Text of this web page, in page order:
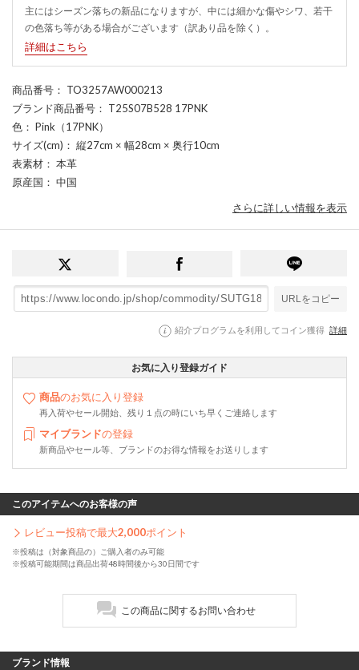
主にはシーズン落ちの新品になりますが、中には細かな傷やシワ、若干
の色落ち等がある場合がございます（訳あり品を除く）。
詳細はこちら
商品番号 ： TO3257AW000213
ブランド商品番号 ： T25S07B528 17PNK
色 ： Pink（17PNK）
サイズ(cm) ： 縦27cm × 幅28cm × 奥行10cm
表素材 ： 本革
原産国 ： 中国
さらに詳しい情報を表示
URLをコピー
紹介プログラムを利用してコイン獲得 詳細
お気に入り登録ガイド
商品のお気に入り登録
再入荷やセール開始、残り１点の時にいち早くご連絡します
マイブランドの登録
新商品やセール等、ブランドのお得な情報をお送りします
このアイテムへのお客様の声
レビュー投稿で最大2,000ポイント
※投稿は（対象商品の）ご購入者のみ可能
※投稿可能期間は商品出荷48時間後から30日間です
この商品に関するお問い合わせ
ブランド情報